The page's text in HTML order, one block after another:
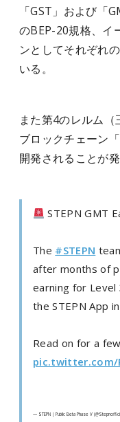
「GST」および「
のBEP-20規格、イ
ンとしてそれぞれ
いる。
また第4のレルム
ブロックチェーン
開発されることが
STEPN GMT
The #STEPN
after months of
earning for
the STEPN App
Read on for a
pic.twitter.com/
— STEPN | Public Beta Phase V